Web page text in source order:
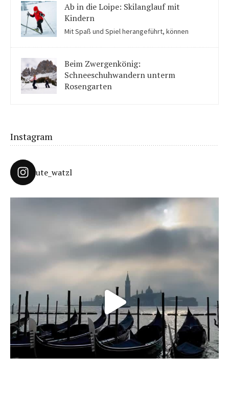
Ab in die Loipe: Skilanglauf mit
Kindern
Mit Spaß und Spiel herangeführt, können
Beim Zwergenkönig:
Schneeschuhwandern unterm
Rosengarten
Instagram
ute_watzl